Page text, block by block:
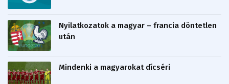
Nyilatkozatok a magyar – francia döntetlen
után
Mindenki a magyarokat dícséri